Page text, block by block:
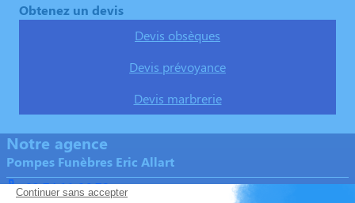
Obtenez un devis
Devis obsèques
Devis prévoyance
Devis marbrerie
Notre agence
Pompes Funèbres Eric Allart
03 74 11 86 72